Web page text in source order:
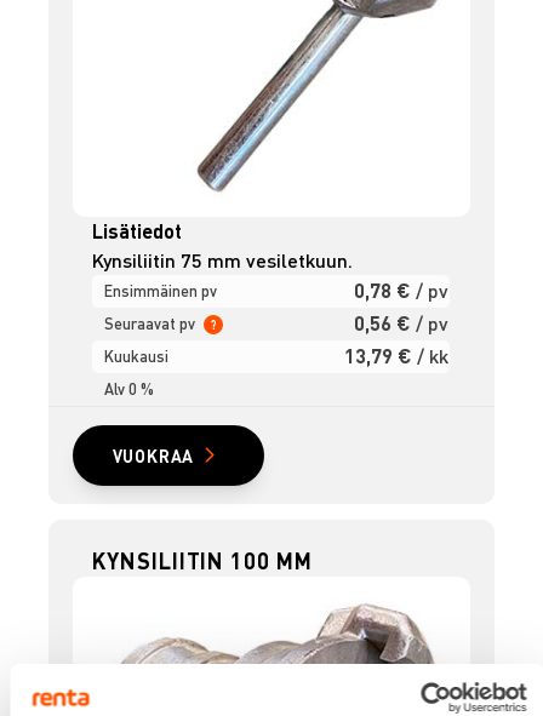
Lisätiedot
Kynsiliitin 75 mm vesiletkuun.
Ensimmäinen pv 0,78 € / pv
Seuraavat pv ? 0,56 € / pv
Kuukausi 13,79 € / kk
Alv 0 %
VUOKRAA
KYNSILIITIN 100 MM